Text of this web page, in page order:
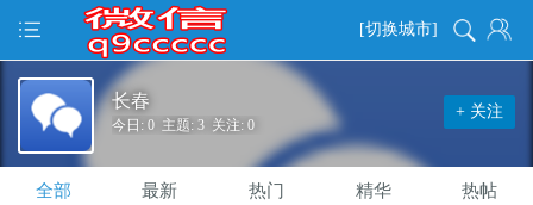
[切换城市]
+ 关注
长春
今日: 0 主题: 3 关注: 0
全部 最新 热门 精华 热帖